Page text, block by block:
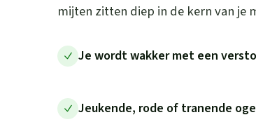
mijten zitten diep in de kern van je
Je wordt wakker met een
Jeukende, rode of tranende